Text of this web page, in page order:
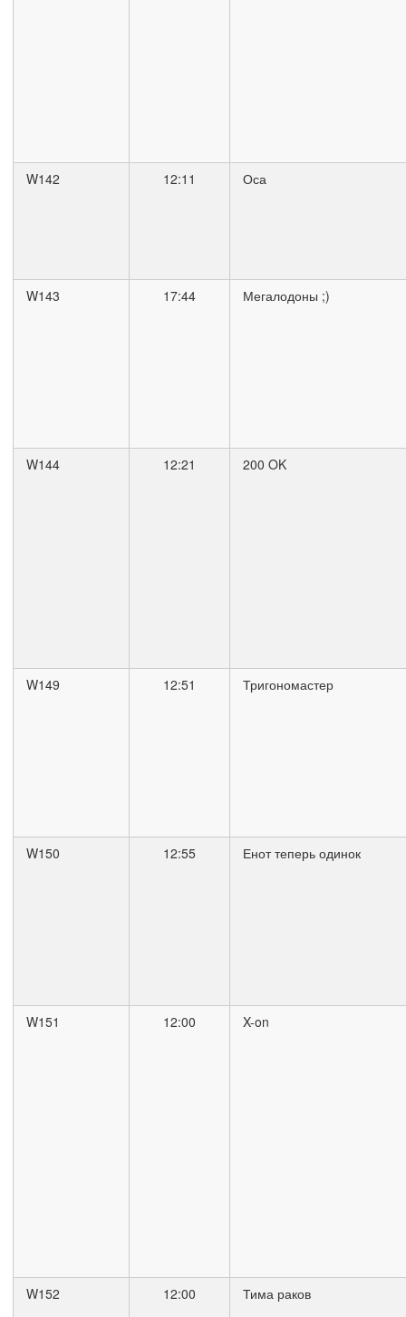
W142 12:11 Оса
W143 17:44 Мегалодоны ;)
W144 12:21 200 OK
W149 12:51 Тригономастер
W150 12:55 Енот теперь одинок
W151 12:00 X-on
W152 12:00 Тима раков